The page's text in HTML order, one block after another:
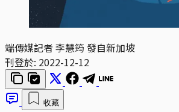
端傳媒記者 李慧筠 發自新加坡
刊登於: 2022-12-12
收藏